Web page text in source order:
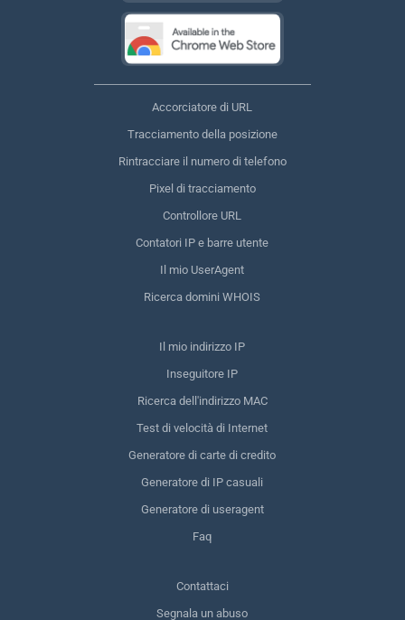
Accorciatore di URL
Tracciamento della posizione
Rintracciare il numero di telefono
Pixel di tracciamento
Controllore URL
Contatori IP e barre utente
Il mio UserAgent
Ricerca domini WHOIS
Il mio indirizzo IP
Inseguitore IP
Ricerca dell'indirizzo MAC
Test di velocità di Internet
Generatore di carte di credito
Generatore di IP casuali
Generatore di useragent
Faq
Contattaci
Segnala un abuso